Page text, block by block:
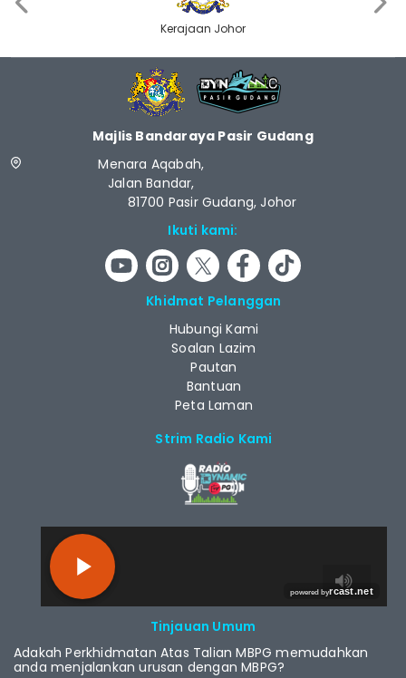
Kerajaan Johor
Majlis Bandaraya Pasir Gudang
Menara Aqabah,
Jalan Bandar,
81700 Pasir Gudang, Johor
Ikuti kami:
Khidmat Pelanggan
Hubungi Kami
Soalan Lazim
Pautan
Bantuan
Peta Laman
Strim Radio Kami
Tinjauan Umum
Adakah Perkhidmatan Atas Talian MBPG memudahkan
anda menjalankan urusan dengan MBPG?